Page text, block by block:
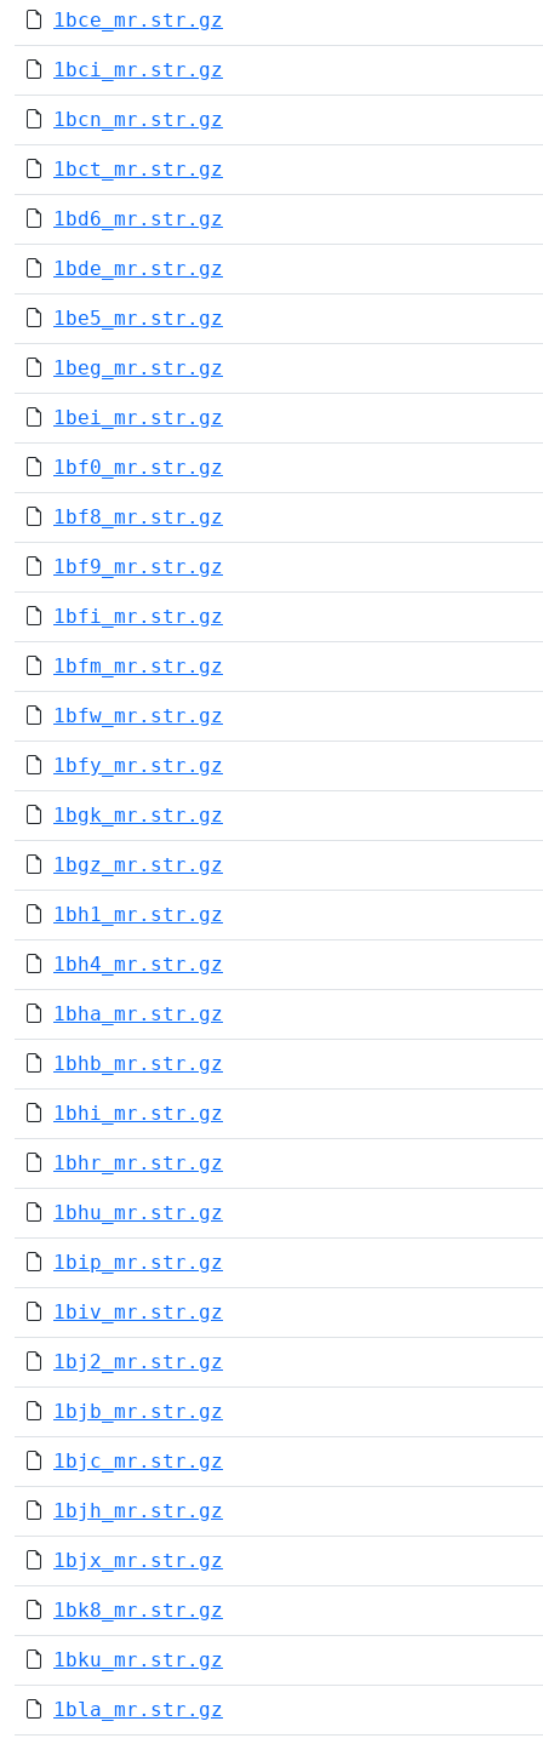
1bce_mr.str.gz
1bci_mr.str.gz
1bcn_mr.str.gz
1bct_mr.str.gz
1bd6_mr.str.gz
1bde_mr.str.gz
1be5_mr.str.gz
1beg_mr.str.gz
1bei_mr.str.gz
1bf0_mr.str.gz
1bf8_mr.str.gz
1bf9_mr.str.gz
1bfi_mr.str.gz
1bfm_mr.str.gz
1bfw_mr.str.gz
1bfy_mr.str.gz
1bgk_mr.str.gz
1bgz_mr.str.gz
1bh1_mr.str.gz
1bh4_mr.str.gz
1bha_mr.str.gz
1bhb_mr.str.gz
1bhi_mr.str.gz
1bhr_mr.str.gz
1bhu_mr.str.gz
1bip_mr.str.gz
1biv_mr.str.gz
1bj2_mr.str.gz
1bjb_mr.str.gz
1bjc_mr.str.gz
1bjh_mr.str.gz
1bjx_mr.str.gz
1bk8_mr.str.gz
1bku_mr.str.gz
1bla_mr.str.gz